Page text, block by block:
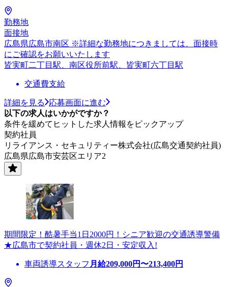
勤務地
面接地
広島県広島市南区 ※詳細な勤務地につきましては、面接時
にご確認をお願いいたします
皆実町二丁目駅、南区役所前駅、皆実町六丁目駅
交通費支給
詳細を見る
応募画面に進む
以下の求人はいかがですか？
条件を緩めてヒットした求人情報をピックアップ
契約社員
リライアンス・セキュリティー株式会社(広島交通契約社員)
広島県広島市安芸区エリア2
期間限定！酷暑手当1日2000円！シニア歓迎の交通誘導警備
★広島市で契約社員・週休2日・安定収入!
車両誘導スタッフ 月給209,000円〜213,400円